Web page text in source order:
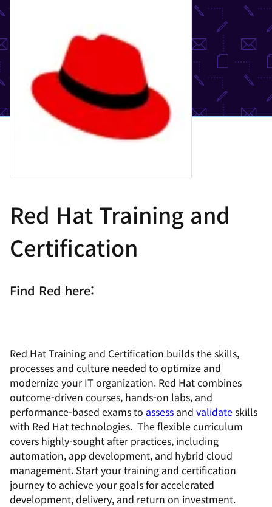
Red Hat Training and
Certification
Find Red here:
Red Hat Training and Certification builds the skills,
processes and culture needed to optimize and
modernize your IT organization. Red Hat combines
outcome-driven courses, hands-on labs, and
performance-based exams to assess and validateskills
with Red Hat technologies. The flexible curriculum
covers highly-sought after practices, including
automation, app development, and hybrid cloud
management. Start your training and certification
journey to achieve your goals for accelerated
development, delivery, and return on investment.